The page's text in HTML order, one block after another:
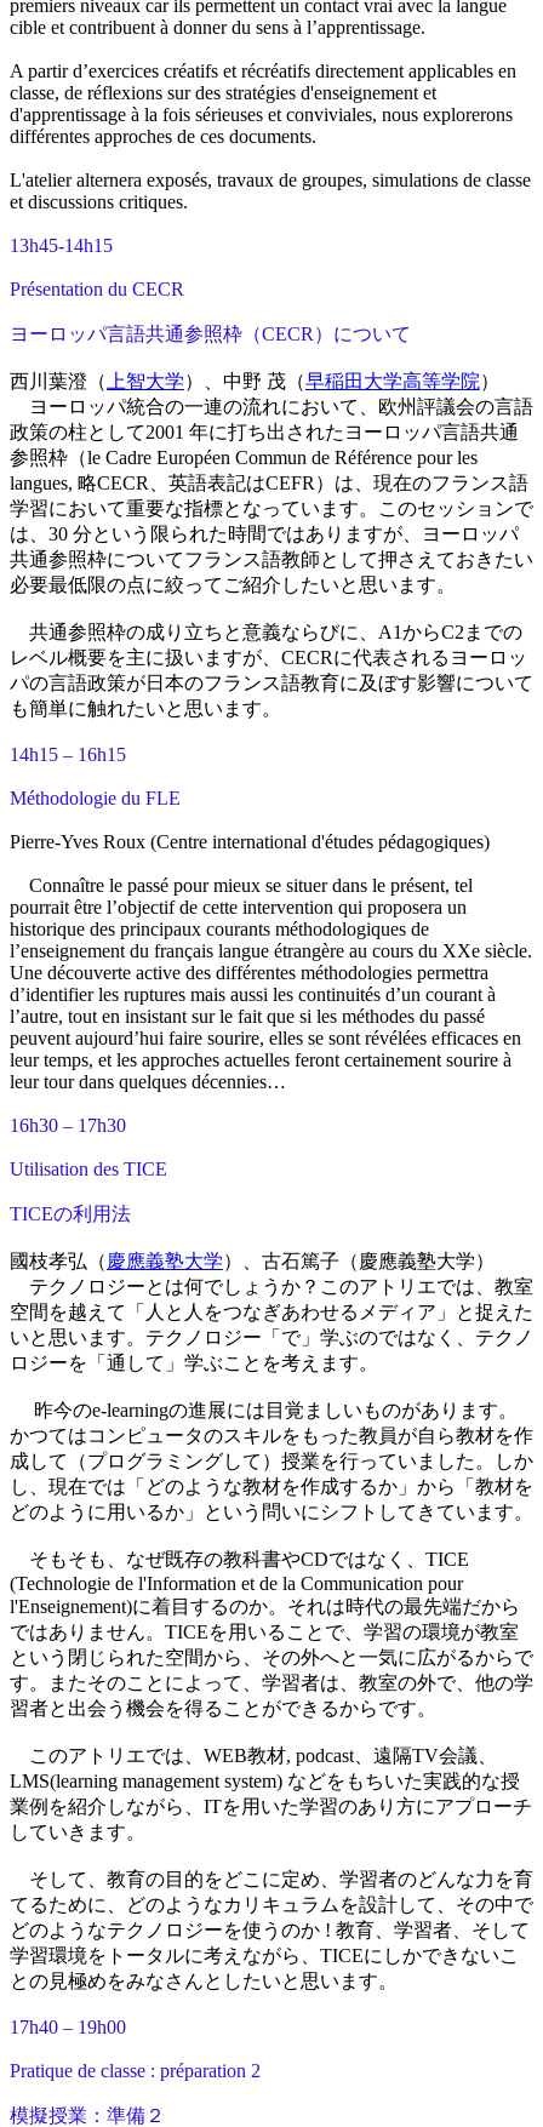
premiers niveaux car ils permettent un contact vrai avec la langue
cible et contribuent à donner du sens à l’apprentissage.
A partir d’exercices créatifs et récréatifs directement applicables en
classe, de réflexions sur des stratégies d'enseignement et
d'apprentissage à la fois sérieuses et conviviales, nous explorerons
différentes approches de ces documents.
L'atelier alternera exposés, travaux de groupes, simulations de classe
et discussions critiques.
13h45-14h15
Présentation du CECR
ヨーロッパ言語共通参照枠（CECR）について
西川葉澄（ 上智大学）、中野 茂（早稲田大学高等学院）
ヨーロッパ統合の一連の流れにおいて、欧州評議会の言語
政策の柱として2001 年に打ち出されたヨーロッパ言語共通
参照枠（le Cadre Européen Commun de Référence pour les
langues, 略CECR、英語表記はCEFR）は、現在のフランス語
学習において重要な指標となっています。このセッションで
は、30 分という限られた時間ではありますが、ヨーロッパ
共通参照枠についてフランス語教師として押さえておきたい
必要最低限の点に絞ってご紹介したいと思います。
共通参照枠の成り立ちと意義ならびに、A1からC2までの
レベル概要を主に扱いますが、CECRに代表されるヨーロッ
パの言語政策が日本のフランス語教育に及ぼす影響について
も簡単に触れたいと思います。
14h15 – 16h15
Méthodologie du FLE
Pierre-Yves Roux (Centre international d'études pédagogiques)
Connaître le passé pour mieux se situer dans le présent, tel
pourrait être l’objectif de cette intervention qui proposera un
historique des principaux courants méthodologiques de
l’enseignement du français langue étrangère au cours du XXe siècle.
Une découverte active des différentes méthodologies permettra
d’identifier les ruptures mais aussi les continuités d’un courant à
l’autre, tout en insistant sur le fait que si les méthodes du passé
peuvent aujourd’hui faire sourire, elles se sont révélées efficaces en
leur temps, et les approches actuelles feront certainement sourire à
leur tour dans quelques décennies…
16h30 – 17h30
Utilisation des TICE
TICEの利用法
國枝孝弘（ 慶應義塾大学）、古石篤子（慶應義塾大学）
テクノロジーとは何でしょうか？このアトリエでは、教室
空間を越えて「人と人をつなぎあわせるメディア」と捉えた
いと思います。テクノロジー「で」学ぶのではなく、テクノ
ロジーを「通して」学ぶことを考えます。
昨今のe-learningの進展には目覚ましいものがあります。
かつてはコンピュータのスキルをもった教員が自ら教材を作
成して（プログラミングして）授業を行っていました。しか
し、現在では「どのような教材を作成するか」から「教材を
どのように用いるか」という問いにシフトしてきています。
そもそも、なぜ既存の教科書やCDではなく、TICE
(Technologie de l'Information et de la Communication pour
l'Enseignement)に着目するのか。それは時代の最先端だから
ではありません。TICEを用いることで、学習の環境が教室
という閉じられた空間から、その外へと一気に広がるからで
す。またそのことによって、学習者は、教室の外で、他の学
習者と出会う機会を得ることができるからです。
このアトリエでは、WEB教材, podcast、遠隔TV会議、
LMS(learning management system) などをもちいた実践的な授
業例を紹介しながら、ITを用いた学習のあり方にアプローチ
していきます。
そして、教育の目的をどこに定め、学習者のどんな力を育
てるために、どのようなカリキュラムを設計して、その中で
どのようなテクノロジーを使うのか ! 教育、学習者、そして
学習環境をトータルに考えながら、TICEにしかできないこ
との見極めをみなさんとしたいと思います。
17h40 – 19h00
Pratique de classe : préparation 2
模擬授業：準備２